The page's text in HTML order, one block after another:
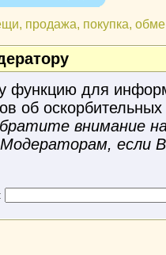
продажа, покупка,
функцию для
об
внимание
если